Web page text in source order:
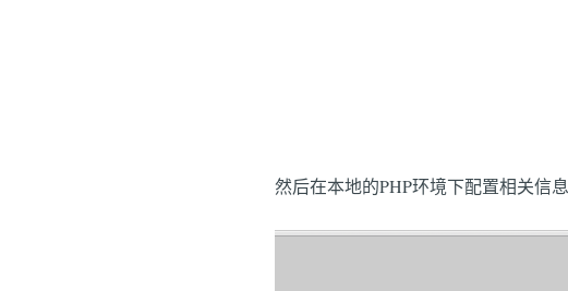
然后在本地的PHP环境下配置相关信息